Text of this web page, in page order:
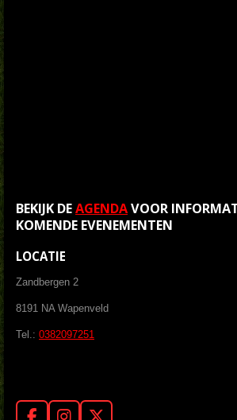
BEKIJK DEAGENDAVOOR
KOMENDE EVENEMENTEN
LOCATIE
Zandbergen 2
8191 NA Wapenveld
Tel.: 0382097251